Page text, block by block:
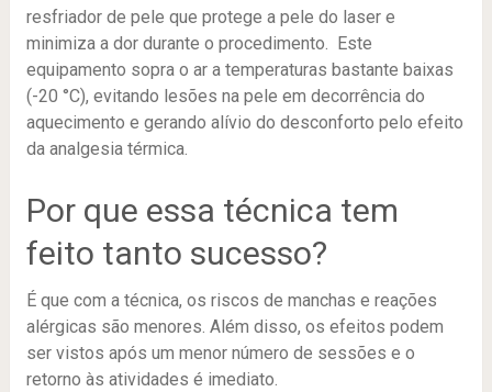
resfriador de pele que protege a pele do laser e
minimiza a dor durante o procedimento. Este
equipamento sopra o ar a temperaturas bastante baixas
(-20 °C), evitando lesões na pele em decorrência do
aquecimento e gerando alívio do desconforto pelo efeito
da analgesia térmica.
Por que essa técnica tem
feito tanto sucesso?
É que com a técnica, os riscos de manchas e reações
alérgicas são menores. Além disso, os efeitos podem
ser vistos após um menor número de sessões e o
retorno às atividades é imediato.